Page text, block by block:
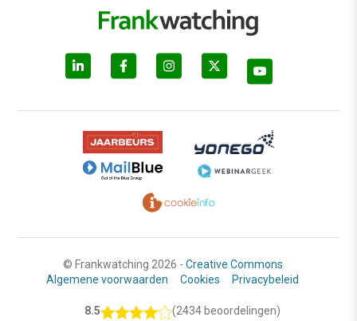
© Frankwatching 2026 - Creative Commons
Algemene voorwaarden
Cookies Privacybeleid
8.5 (2434 beoordelingen)